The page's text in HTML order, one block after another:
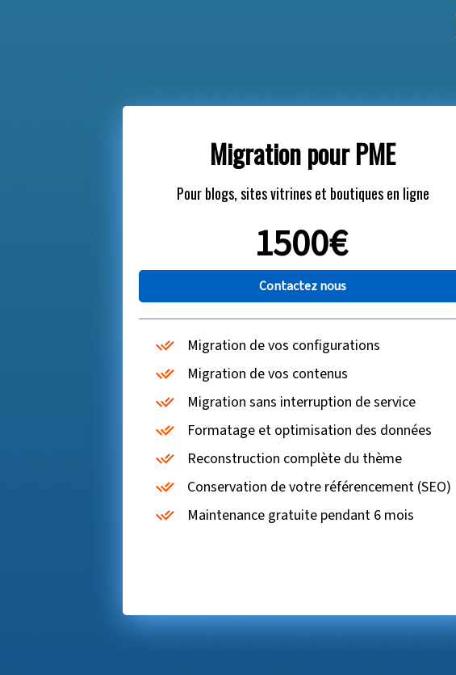
Migration pour PME
Pour blogs, sites vitrines et boutiques en ligne
1500€
Contactez nous
Migration de vos configurations
Migration de vos contenus
Migration sans interruption de service
Formatage et optimisation des données
Reconstruction complète du thème
Conservation de votre référencement (SEO)
Maintenance gratuite pendant 6 mois